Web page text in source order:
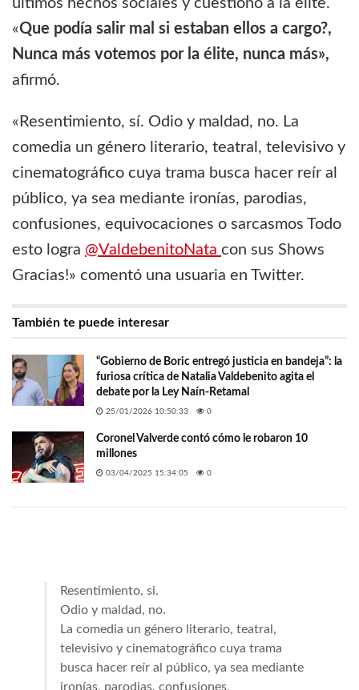
«Que podía salir mal si estaban ellos a cargo?,
Nunca más votemos por la élite, nunca más»,
afirmó.
«Resentimiento, sí. Odio y maldad, no. La
comedia un género literario, teatral, televisivo y
cinematográfico cuya trama busca hacer reír al
público, ya sea mediante ironías, parodias,
confusiones, equivocaciones o sarcasmos Todo
esto logra @ValdebenitoNata con sus Shows
Gracias!» comentó una usuaria en Twitter.
También te puede interesar
“Gobierno de Boric entregó justicia en bandeja”: la
furiosa crítica de Natalia Valdebenito agita el
debate por la Ley Naín-Retamal
25/01/2026 10:50:33 0
Coronel Valverde contó cómo le robaron 10
millones
03/04/2025 15:34:05 0
Resentimiento, si.
Odio y maldad, no.
La comedia un género literario, teatral,
televisivo y cinematográfico cuya trama
busca hacer reír al público, ya sea mediante
ironías, parodias, confusiones,